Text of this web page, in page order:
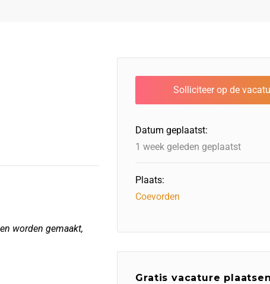
worden gemaakt,
Datum geplaatst:
1 week geleden geplaatst
Plaats:
Coevorden
Gratis vacature plaatsen